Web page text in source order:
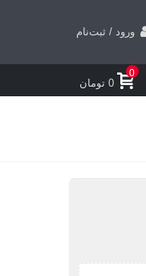
ورود / ثبت‌نام
0
0 تومان